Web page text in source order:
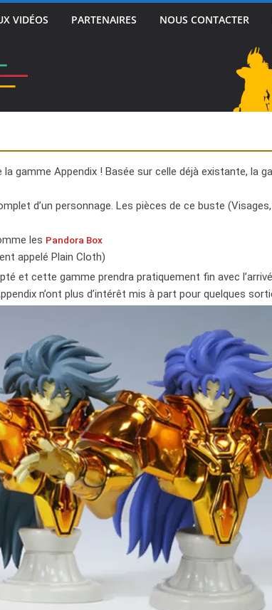
VIDÉOS PARTENAIRES NOUS CONTACTER
gamme Appendix ! Basée sur celle déjà existante, la
d’un personnage. Les pièces de ce buste
les Pandora Box
appelé Plain Cloth)
et cette gamme prendra pratiquement fin avec
n’ont plus d’intérêt mis à part pour quelques